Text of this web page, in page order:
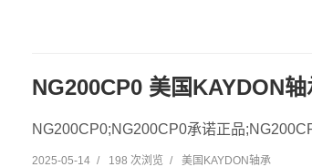
NG200CP0 美国KAYDON
NG200CP0;NG200CP0承诺正品
2025-05-14 / 198 次浏览 / 美国KAYDON轴承